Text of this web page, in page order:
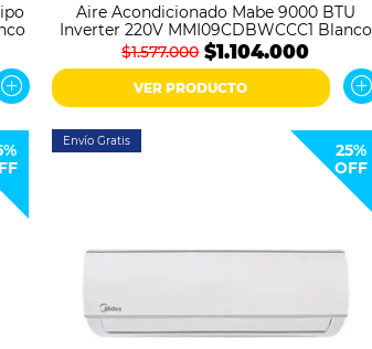
Aire Acondicionado Mabe 9000 BTU
Inverter 220V MMI09CDBWCCC1 Blanco
$1.577.000 $1.104.000
VER PRODUCTO
Envío Gratis
25%
OFF